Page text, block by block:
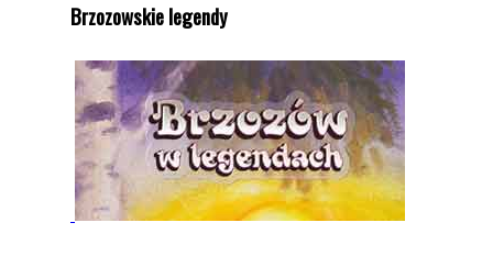
Brzozowskie legendy